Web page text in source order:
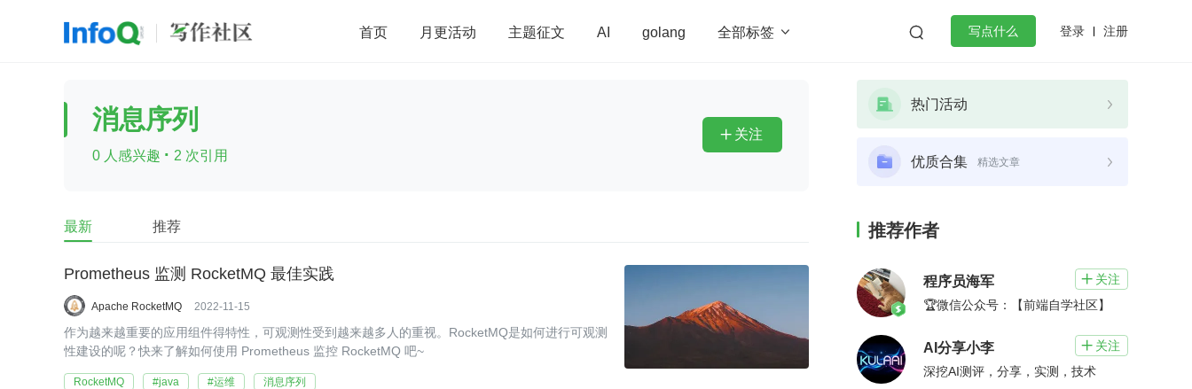
首页 月更活动 主题征文 AI golang 全部标签   写点什么 登录 注册
前端 AI redis
查看更多
消息序列
0 人感兴趣 · 2 次引用
 关注
最新 推荐
Prometheus 监测 RocketMQ 最佳实践
Apache RocketMQ 2022-11-15
作为越来越重要的应用组件得特性，可观测性受到越来越多人的重视。RocketMQ是如何进行可观测
性建设的呢？快来了解如何使用 Prometheus 监控 RocketMQ 吧~
RocketMQ #java #运维 消息序列
热门活动
优质合集 精选文章
推荐作者
程序员海军  关注
🏆微信公众号：【前端自学社区】
AI分享小李  关注
深挖AI测评，分享，实测，技术